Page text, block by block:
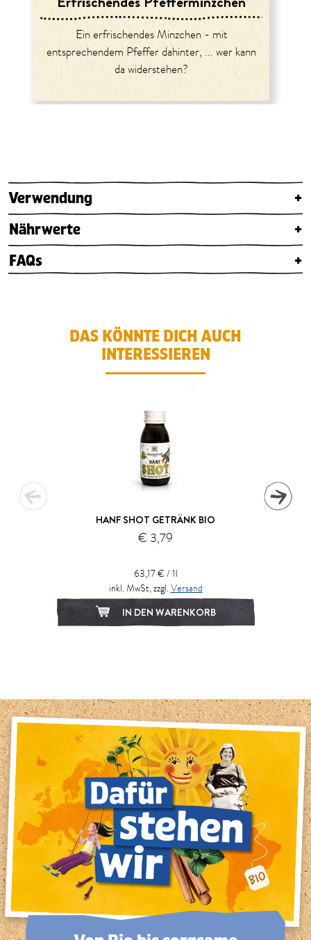
Ein erfrischendes Minzchen - mit
entsprechendem Pfeffer dahinter, ... wer kann
da widerstehen?
Verwendung
+
Nährwerte
+
FAQs
+
DAS KÖNNTE DICH AUCH
INTERESSIEREN
HANF SHOT GETRÄNK BIO
€ 3,79
63,17 € / 1l
inkl. MwSt, zzgl. Versand
IN DEN WARENKORB